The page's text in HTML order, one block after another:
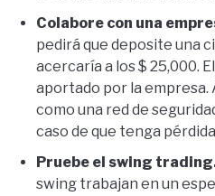
Colabore con una
pedirá que deposite una
acercaría a los $ 25,000.
aportado por la empresa.
como una red de
caso de que tenga
Pruebe el swing
swing trabajan en un